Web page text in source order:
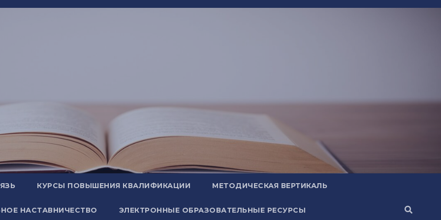
КУРСЫ ПОВЫШЕНИЯ КВАЛИФИКАЦИИ МЕТОДИЧЕСКАЯ ВЕРТИКАЛЬ
НАСТАВНИЧЕСТВО ЭЛЕКТРОННЫЕ ОБРАЗОВАТЕЛЬНЫЕ РЕСУРСЫ